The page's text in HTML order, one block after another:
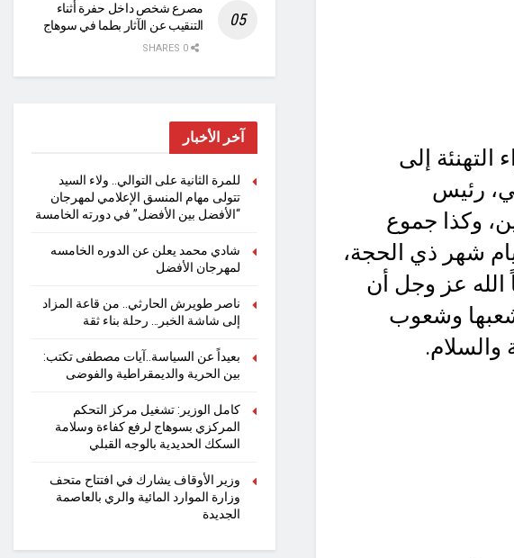
إلى
رئيس
وكذا جموع
شهر ذي الحجة،
الله عز وجل أن
وشعوب
والسلام.
مصرع شخص داخل حفرة أثناء
التنقيب عن الآثار بطما في سوهاج
آخر الأخبار
للمرة الثانية على التوالي.. ولاء السيد
تتولى مهام المنسق الإعلامي لمهرجان
“الأفضل بين الأفضل” في دورته الخامسة
شادي محمد يعلن عن الدوره الخامسه
لمهرجان الأفضل
ناصر طويرش الحارثي.. من قاعة المزاد
إلى شاشة الخبر… رحلة بناء ثقة
بعيداً عن السياسة..آيات مصطفى تكتب:
بين الحرية والديمقراطية والفوضى
كامل الوزير: تشغيل مركز التحكم
المركزي بسوهاج لرفع كفاءة وسلامة
السكك الحديدية بالوجه القبلي
وزير الأوقاف يشارك في افتتاح متحف
وزارة الموارد المائية والري بالعاصمة
الجديدة